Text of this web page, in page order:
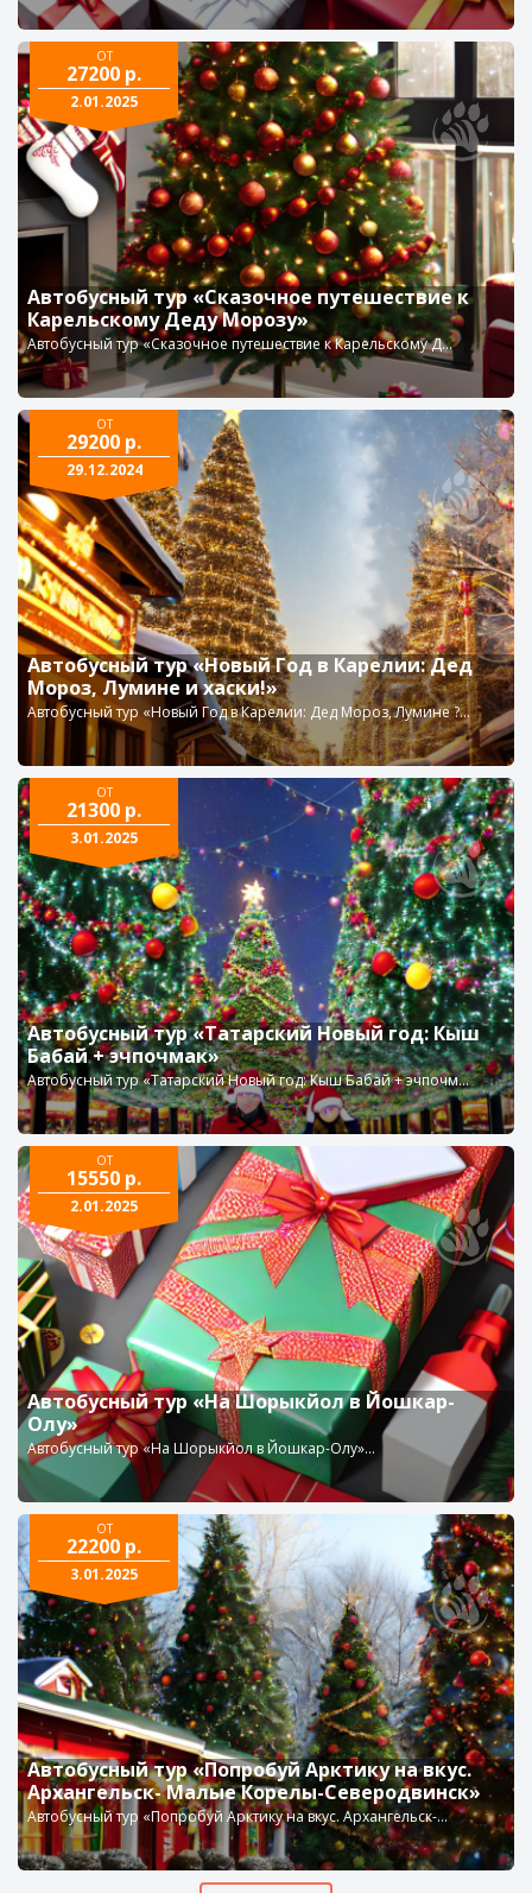
ОТ
27200 р.
2.01.2025
Автобусный тур «Сказочное путешествие к
Карельскому Деду Морозу»
Автобусный тур «Сказочное путешествие к Карельскому Д...
ОТ
29200 р.
29.12.2024
Автобусный тур «Новый Год в Карелии: Дед
Мороз, Лумине и хаски!»
Автобусный тур «Новый Год в Карелии: Дед Мороз, Лумине ?...
ОТ
21300 р.
3.01.2025
Автобусный тур «Татарский Новый год: Кыш
Бабай + эчпочмак»
Автобусный тур «Татарский Новый год: Кыш Бабай + эчпочм...
ОТ
15550 р.
2.01.2025
Автобусный тур «На Шорыкйол в Йошкар-
Олу»
Автобусный тур «На Шорыкйол в Йошкар-Олу»...
ОТ
22200 р.
3.01.2025
Автобусный тур «Попробуй Арктику на вкус.
Архангельск- Малые Корелы-Северодвинск»
Автобусный тур «Попробуй Арктику на вкус. Архангельск-...